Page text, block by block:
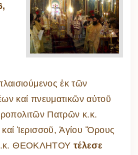
ἐκ τῶν
καί πνευματικῶν αὐτοῦ
Πατρῶν κ.κ.
Ἱερισσοῦ, Ἁγίου Ὄρους
κ.κ. ΘΕΟΚΛΗΤΟΥ τέλεσε